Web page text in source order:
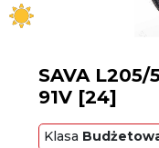
SAVA L205/
91V [24]
Klasa